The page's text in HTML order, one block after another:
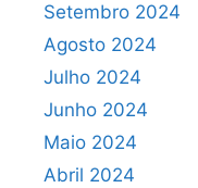
Setembro 2024
Agosto 2024
Julho 2024
Junho 2024
Maio 2024
Abril 2024